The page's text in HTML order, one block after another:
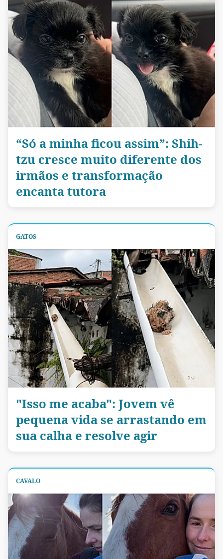
“Só a minha ficou assim”: Shih-
tzu cresce muito diferente dos
irmãos e transformação
encanta tutora
GATOS
"Isso me acaba": Jovem vê
pequena vida se arrastando em
sua calha e resolve agir
CAVALO